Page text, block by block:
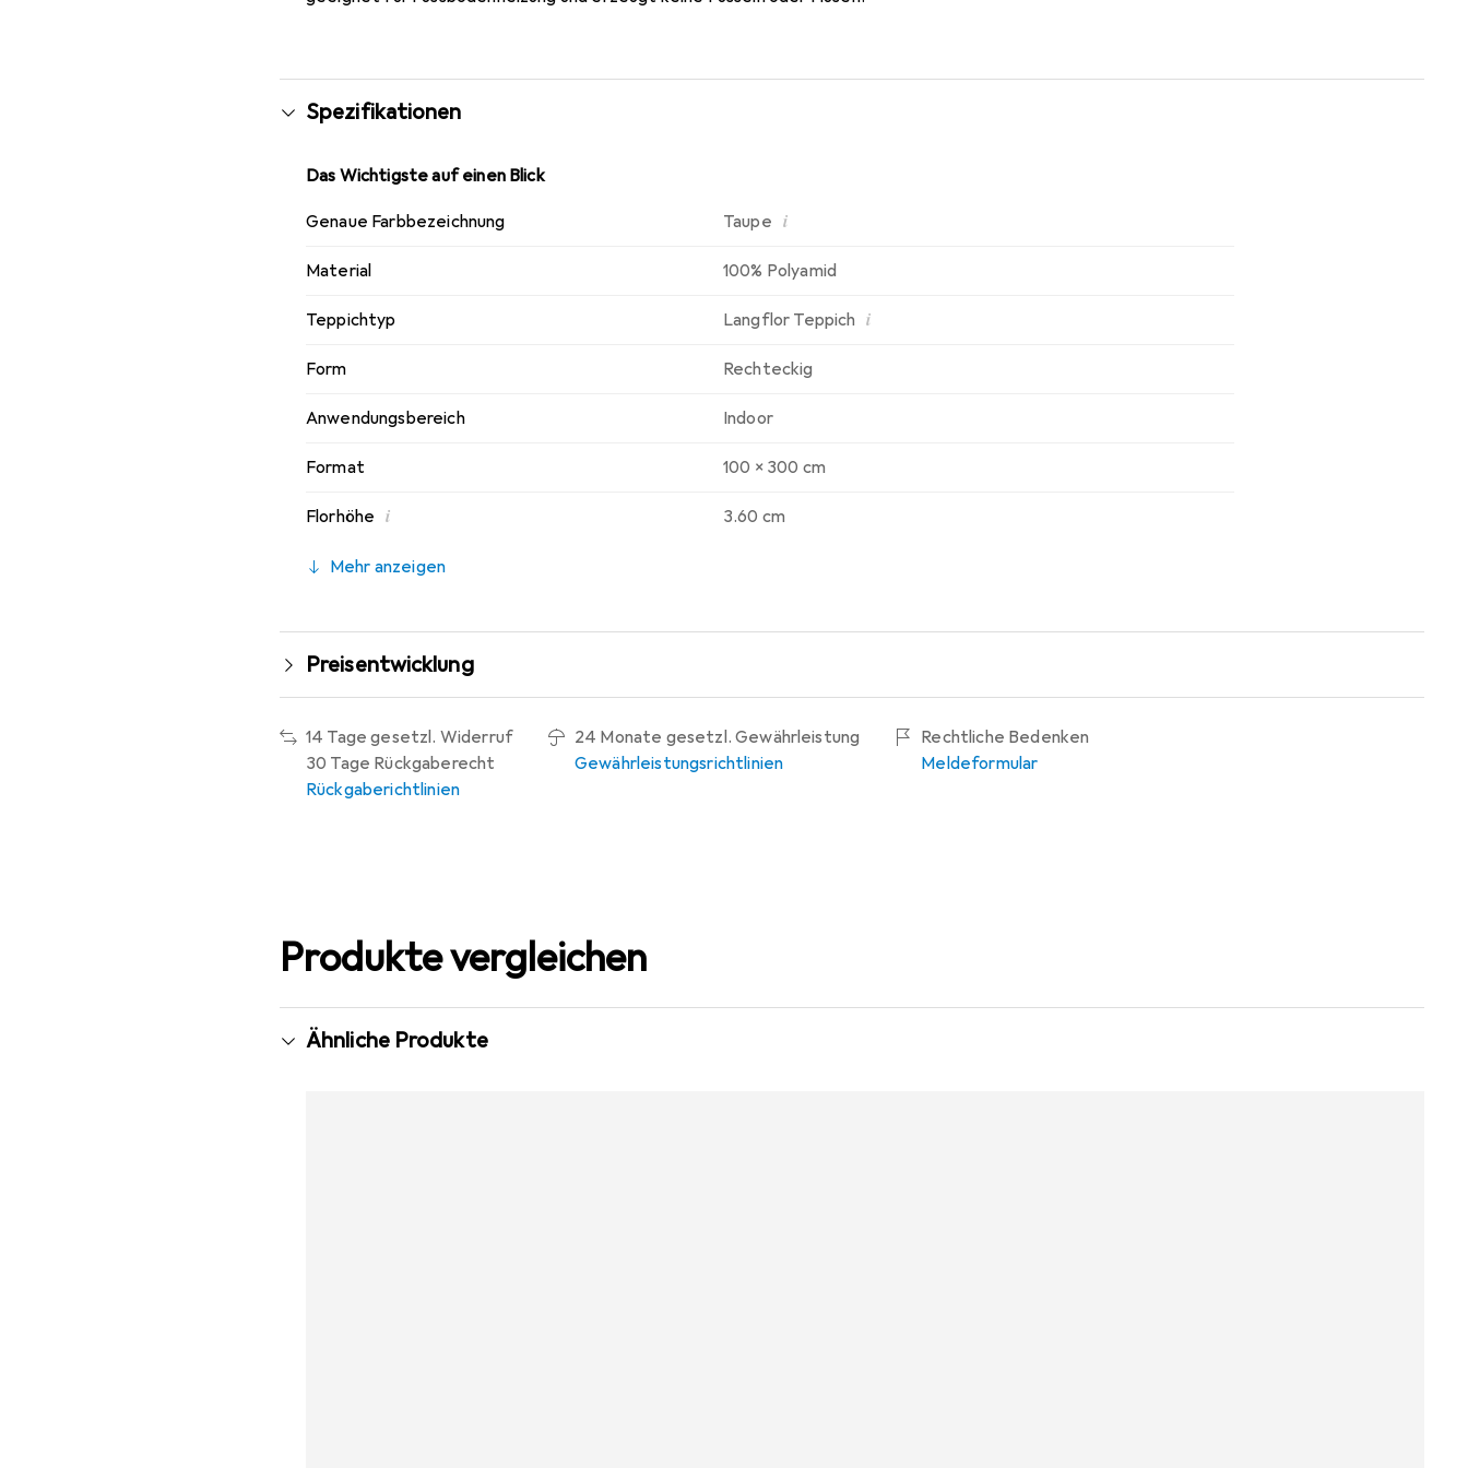
Spezifikationen
Das Wichtigste auf einen Blick
Genaue Farbbezeichnung Taupe i
Material 100% Polyamid
Teppichtyp Langflor Teppich i
Form Rechteckig
Anwendungsbereich Indoor
Format 100 x 300 cm
Florhöhe i 3.60 cm
Mehr anzeigen
Preisentwicklung
14 Tage gesetzl. Widerruf
30 Tage Rückgaberecht
Rückgaberichtlinien
24 Monate gesetzl. Gewährleistung
Gewährleistungsrichtlinien
Rechtliche Bedenken
Meldeformular
Produkte vergleichen
Ähnliche Produkte